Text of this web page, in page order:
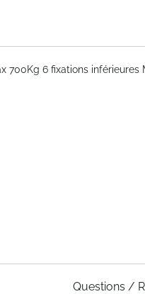
700Kg 6 fixations inférieures
Questions /